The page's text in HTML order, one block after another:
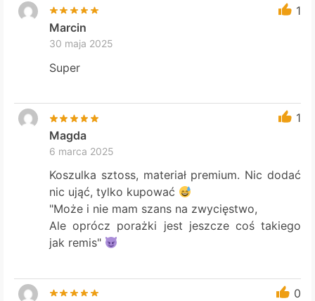
1
Marcin
30 maja 2025
Super
1
Magda
6 marca 2025
Koszulka sztoss, materiał premium. Nic dodać
nic ująć, tylko kupować
"Może i nie mam szans na zwycięstwo,
Ale oprócz porażki jest jeszcze coś takiego
jak remis"
0